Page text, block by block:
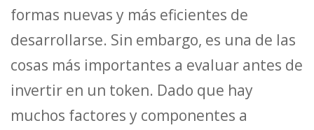
formas nuevas y más eficientes de
desarrollarse. Sin embargo, es una de las
cosas más importantes a evaluar antes de
invertir en un token. Dado que hay
muchos factores y componentes a